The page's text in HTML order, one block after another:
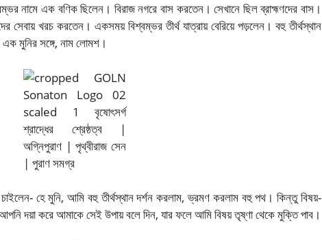
নামে এক বণিক ছিলেন। বিরাজ নগরে বাস করতেন। সেখানে ছিল ব্রাহ্মণদের বাস।
সেবায় খরচ করতেন। একসময় বিশ্বম্ভর তীর্থ যাত্রায় বেরিয়ে পড়লেন। বহু তীর্থস্থান
এক মুনির সঙ্গে, নাম লোমশ।
হে মুনি, আমি বহু তীর্থস্থান দর্শন করলাম, ভ্রমণ করলাম বহু পথ। কিন্তু বিষয়-
দয়া করে আমাকে সেই উপায় বলে দিন, যার ফলে আমি বিষয় তৃষ্ণা থেকে মুক্তি পাব।